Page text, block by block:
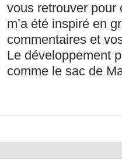
vous retrouver pour
m’a été inspiré en
commentaires et
Le développement
comme le sac de